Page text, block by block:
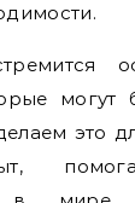
могут
это